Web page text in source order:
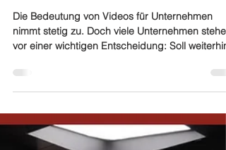
Videoproduktion Inhouse vs.
Outsourcing: Was ist die
vor einer wichtigen Entscheidung: Soll weiterhin
auf externe Dienstleister gesetzt werden, oder
es an der Zeit, ein eigenes Studio aufzubauen?